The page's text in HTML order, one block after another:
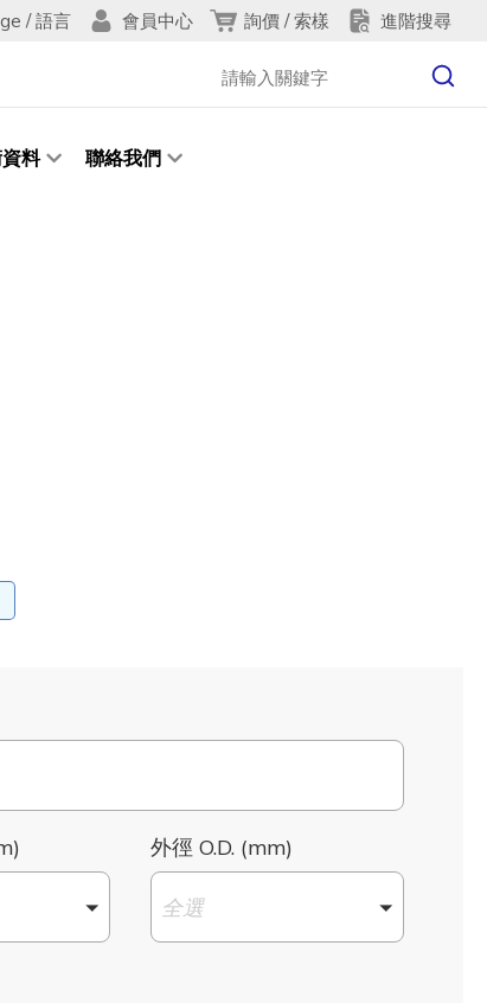
/ 語言 會員中心 詢價 / 索樣 進階搜尋
料 聯絡我們
外徑 O.D. (mm)
全選